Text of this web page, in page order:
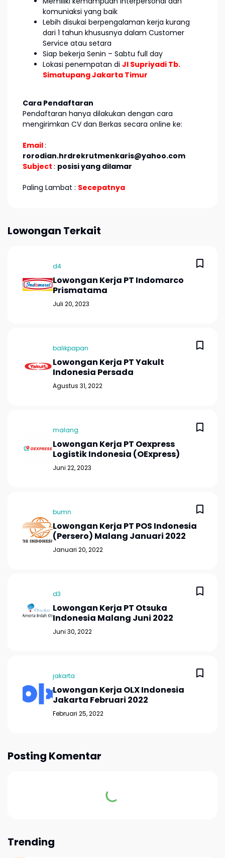
komuniaksi yang baik
Lebih disukai berpengalaman kerja kurang
dari 1 tahun khususnya dalam Customer
Service atau setara
Siap bekerja Senin – Sabtu full day
Lokasi penempatan di Jl Supriyadi Tb.
Simatupang Jakarta Timur
Cara Pendaftaran
Pendaftaran hanya dilakukan dengan cara
mengirimkan CV dan Berkas secara online ke:
Email:
rorodian.hrdrekrutmenkaris@yahoo.com
Subject : posisi yang dilamar
Paling Lambat : Secepatnya
Lowongan Terkait
d4
Lowongan Kerja PT Indomarco
Prismatama
Juli 20, 2023
balikpapan
Lowongan Kerja PT Yakult
Indonesia Persada
Agustus 31, 2022
malang
Lowongan Kerja PT Oexpress
Logistik Indonesia (OExpress)
Juni 22, 2023
bumn
Lowongan Kerja PT POS Indonesia
(Persero) Malang Januari 2022
Januari 20, 2022
d3
Lowongan Kerja PT Otsuka
Indonesia Malang Juni 2022
Juni 30, 2022
jakarta
Lowongan Kerja OLX Indonesia
Jakarta Februari 2022
Februari 25, 2022
Posting Komentar
Trending